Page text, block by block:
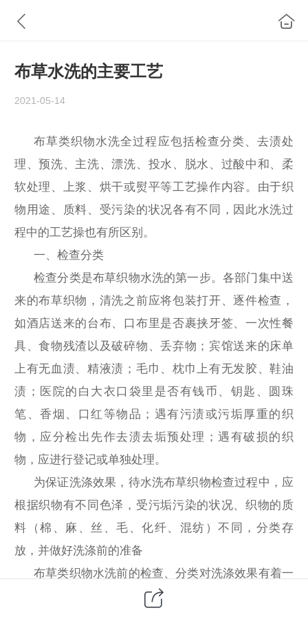
布草水洗的主要工艺
2021-05-14
布草类织物水洗全过程应包括检查分类、去渍处
理、预洗、主洗、漂洗、投水、脱水、过酸中和、柔
软处理、上浆、烘干或熨平等工艺操作内容。由于织
物用途、质料、受污染的状况各有不同，因此水洗过
程中的工艺操也有所区别。
一、检查分类
检查分类是布草织物水洗的第一步。各部门集中送
来的布草织物，清洗之前应将包装打开、逐件检查，
如酒店送来的台布、口布里是否裹挟牙签、一次性餐
具、食物残渣以及破碎物、丢弃物；宾馆送来的床单
上有无血渍、精液渍；毛巾、枕巾上有无发胶、鞋油
渍；医院的白大衣口袋里是否有钱币、钥匙、圆珠
笔、香烟、口红等物品；遇有污渍或污垢厚重的织
物，应分检出先作去渍去垢预处理；遇有破损的织
物，应进行登记或单独处理。
为保证洗涤效果，待水洗布草织物检查过程中，应
根据织物有不同色泽，受污垢污染的状况、织物的质
料（棉、麻、丝、毛、化纤、混纺）不同，分类存
放，并做好洗涤前的准备
布草类织物水洗前的检查、分类对洗涤效果有着一
定的影响，认真操作可必免布草返洗和损坏，造成不